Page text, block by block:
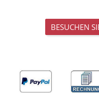
BESUCHEN